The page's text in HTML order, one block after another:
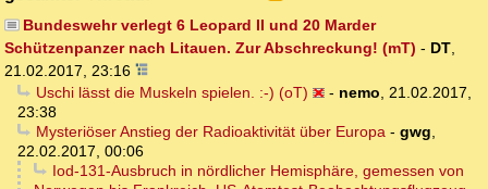
Bundeswehr verlegt 6 Leopard II und 20 Marder
Schützenpanzer nach Litauen. Zur Abschreckung! (mT) - DT,
21.02.2017, 23:16
Uschi lässt die Muskeln spielen. :-) (oT)
- nemo, 21.02.2017,
23:38
Mysteriöser Anstieg der Radioaktivität über Europa- gwg,
22.02.2017, 00:06
Iod-131-Ausbruch in nördlicher Hemisphäre, gemessen von